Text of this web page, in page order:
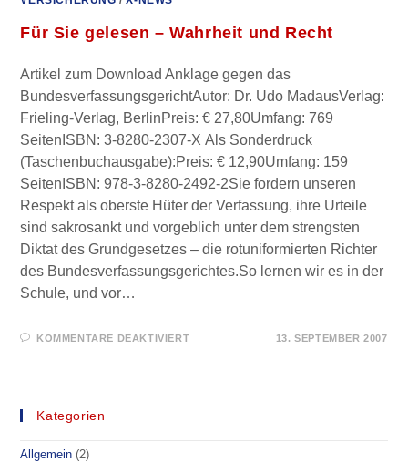
Für Sie gelesen – Wahrheit und Recht
Artikel zum Download Anklage gegen das
BundesverfassungsgerichtAutor: Dr. Udo MadausVerlag:
Frieling-Verlag, BerlinPreis: € 27,80Umfang: 769
SeitenISBN: 3-8280-2307-X Als Sonderdruck
(Taschenbuchausgabe):Preis: € 12,90Umfang: 159
SeitenISBN: 978-3-8280-2492-2Sie fordern unseren
Respekt als oberste Hüter der Verfassung, ihre Urteile
sind sakrosankt und vorgeblich unter dem strengsten
Diktat des Grundgesetzes – die rotuniformierten Richter
des Bundesverfassungsgerichtes.So lernen wir es in der
Schule, und vor…
KOMMENTARE DEAKTIVIERTFÜR
13. SEPTEMBER 2007
Kategorien
Allgemein (2)